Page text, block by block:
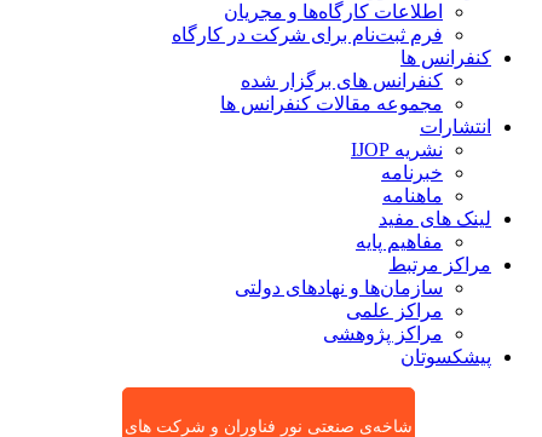
اطلاعات کارگاه‌ها و مجریان
فرم ثبت‌نام برای شرکت در کارگاه
کنفرانس ها
کنفرانس های برگزار شده
مجموعه مقالات کنفرانس ها
انتشارات
نشریه IJOP
خبرنامه
ماهنامه
لینک های مفید
مفاهیم پایه
مراکز مرتبط
سازمان‌ها و نهادهای دولتی
مراکز علمی
مراکز پژوهشی
پیشکسوتان
شاخه‌ی صنعتی نور فناوران و شرکت های